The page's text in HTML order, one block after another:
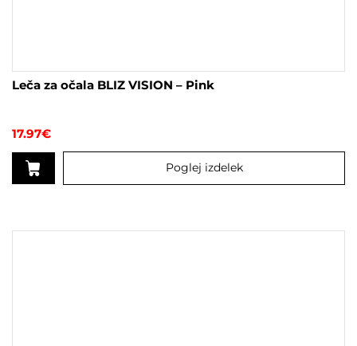
Leča za očala BLIZ VISION – Pink
17.97€
Poglej izdelek